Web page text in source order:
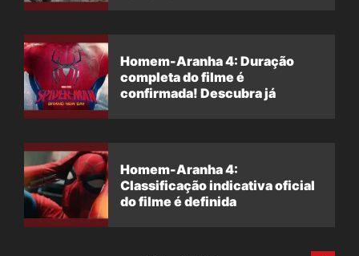
Homem-Aranha 4: Duração
completa do filme é
confirmada! Descubra já
Homem-Aranha 4:
Classificação indicativa oficial
do filme é definida